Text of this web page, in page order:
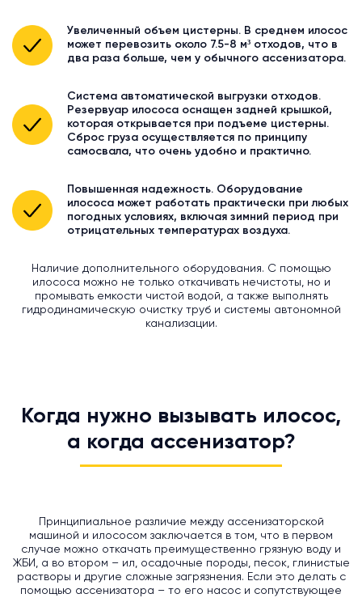
Увеличенный объем цистерны. В среднем илосос
может перевозить около 7.5-8 м³ отходов, что в
два раза больше, чем у обычного ассенизатора.
Система автоматической выгрузки отходов.
Резервуар илососа оснащен задней крышкой,
которая открывается при подъеме цистерны.
Сброс груза осуществляется по принципу
самосвала, что очень удобно и практично.
Повышенная надежность. Оборудование
илососа может работать практически при любых
погодных условиях, включая зимний период при
отрицательных температурах воздуха.
Наличие дополнительного оборудования. С помощью
илососа можно не только откачивать нечистоты, но и
промывать емкости чистой водой, а также выполнять
гидродинамическую очистку труб и системы автономной
канализации.
Когда нужно вызывать илосос,
а когда ассенизатор?
Принципиальное различие между ассенизаторской
машиной и илососом заключается в том, что в первом
случае можно откачать преимущественно грязную воду и
ЖБИ, а во втором – ил, осадочные породы, песок, глинистые
растворы и другие сложные загрязнения. Если это делать с
помощью ассенизатора – то его насос и сопутствующее